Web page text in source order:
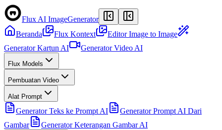
Flux AI ImageGenerator
Beranda
Flux Kontext
Editor Image to Image
Generator Kartun AI
Generator Video AI
Flux Models
Pembuatan Video
Alat Prompt
Generator Teks ke Prompt AI
Generator Prompt AI Dari
Gambar
Generator Keterangan Gambar AI